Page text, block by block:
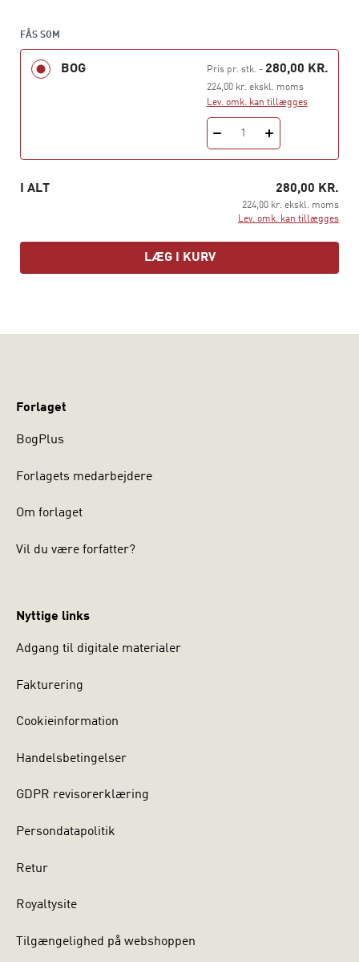
magt
Bogen er skrevet i en tilgængelig stil og med et skarpt
er oplagt læsning for studerende på alle uddannelser,
hvor Foucaults teorier spiller en rolle. Oversat fra
historie og lektor i kriminologi ved Växjö Universitet,
Sverige.
FÅS SOM
BOG Pris pr. stk.- 280,00 KR.
224,00 kr. ekskl. moms
Lev. omk. kan tillægges
1
I ALT 280,00 KR.
224,00 kr. ekskl. moms
Lev. omk. kan tillægges
LÆG I KURV
Forlaget
BogPlus
Forlagets medarbejdere
Om forlaget
Vil du være forfatter?
Nyttige links
Adgang til digitale materialer
Fakturering
Cookieinformation
Handelsbetingelser
GDPR revisorerklæring
Persondatapolitik
Retur
Royaltysite
Tilgængelighed på webshoppen